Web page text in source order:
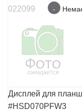
022099 -
Дисплей для
#HSD070PFW3